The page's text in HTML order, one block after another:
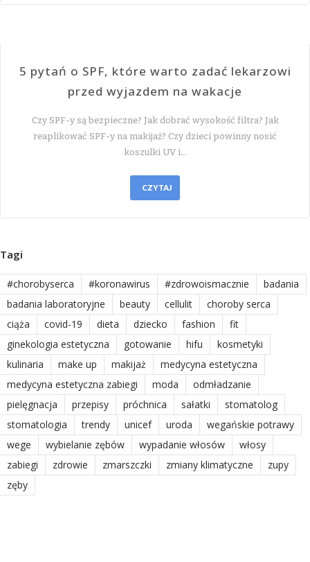
5 pytań o SPF, które warto zadać lekarzowi
przed wyjazdem na wakacje
Czy SPF-y są bezpieczne? Jak dobrać wysokość filtra? Jak
reaplikować SPF-y na makijaż? Czy dzieci powinny nosić
koszulki UV i…
CZYTAJ
Tagi
#chorobyserca #koronawirus #zdrowoismacznie
badania
badania laboratoryjne
beauty cellulit
choroby serca
ciąża
covid-19 dieta dziecko fashion
fit
ginekologia estetyczna
gotowanie hifu
kosmetyki
kulinaria
make up makijaż
medycyna estetyczna
medycyna estetyczna zabiegi
moda
odmładzanie
pielęgnacja
przepisy próchnica sałatki
stomatolog
stomatologia
trendy unicef uroda
wegańskie potrawy
wege
wybielanie zębów wypadanie włosów
włosy
zabiegi
zdrowie zmarszczki zmiany klimatyczne
zupy
zęby